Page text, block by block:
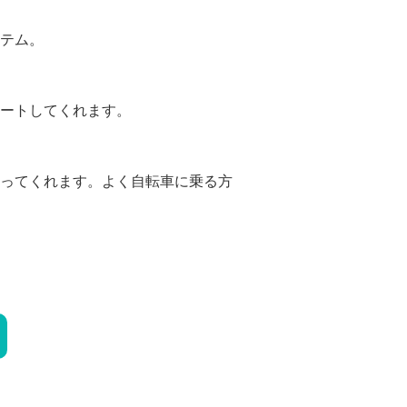
ム。
トしてくれます。
てくれます。よく自転車に乗る方